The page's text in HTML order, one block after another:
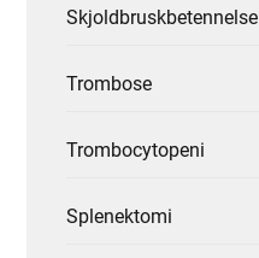
Skjoldbruskbetennelse
Trombose
Trombocytopeni
Splenektomi